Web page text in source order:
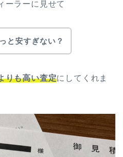
ーラーに見せて
と安すぎない？
りも高い査定にしてくれま